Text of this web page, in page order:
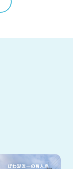
約はこちらから
！